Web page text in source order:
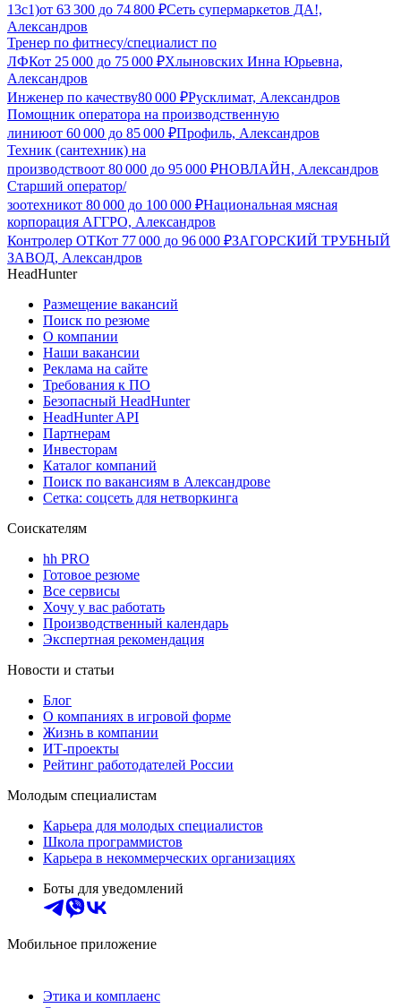
13с1)от 63 300 до 74 800 ₽Сеть супермаркетов ДА!,
Александров
Тренер по фитнесу/специалист по
ЛФКот 25 000 до 75 000 ₽Хлыновских Инна Юрьевна,
Александров
Инженер по качеству80 000 ₽Русклимат, Александров
Помощник оператора на производственную
линиюот 60 000 до 85 000 ₽Профиль, Александров
Техник (сантехник) на
производствоот 80 000 до 95 000 ₽НОВЛАЙН, Александров
Старший оператор/
зоотехникот 80 000 до 100 000 ₽Национальная мясная
корпорация АГГРО, Александров
Контролер ОТКот 77 000 до 96 000 ₽ЗАГОРСКИЙ ТРУБНЫЙ
ЗАВОД, Александров
HeadHunter
Размещение вакансий
Поиск по резюме
О компании
Наши вакансии
Реклама на сайте
Требования к ПО
Безопасный HeadHunter
HeadHunter API
Партнерам
Инвесторам
Каталог компаний
Поиск по вакансиям в Александрове
Сетка: соцсеть для нетворкинга
Соискателям
hh PRO
Готовое резюме
Все сервисы
Хочу у вас работать
Производственный календарь
Экспертная рекомендация
Новости и статьи
Блог
О компаниях в игровой форме
Жизнь в компании
ИТ-проекты
Рейтинг работодателей России
Молодым специалистам
Карьера для молодых специалистов
Школа программистов
Карьера в некоммерческих организациях
Боты для уведомлений
Мобильное приложение
Этика и комплаенс